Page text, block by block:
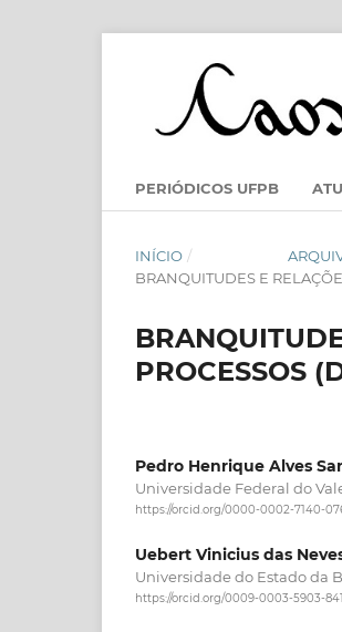
PERIÓDICOS UFPB
INÍCIO /
BRANQUITUDES E
PROCESSOS
Pedro Henrique Alves
Universidade Federal do
https://orcid.org/0000-0002-7140-
Uebert Vinicius das
Universidade do Estado da
https://orcid.org/0009-0003-5903-